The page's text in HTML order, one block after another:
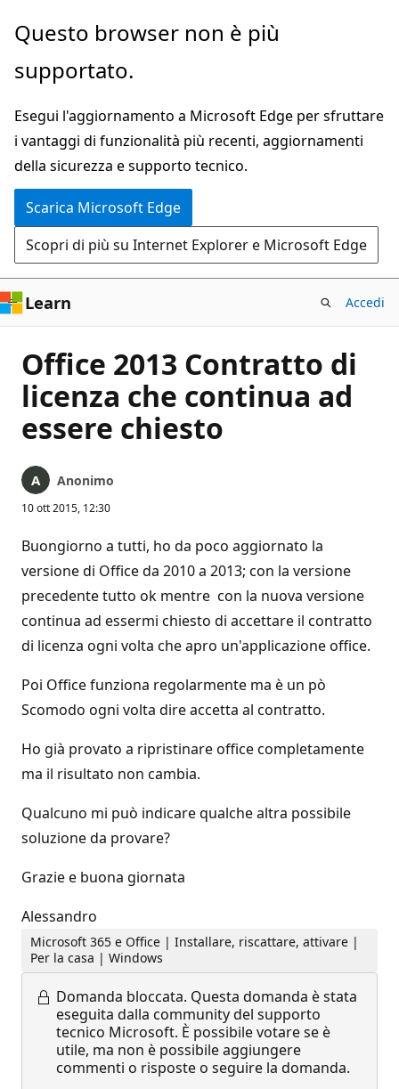
Ignora
passa
contenuto
principale
Questo browser non è più
supportato.
Esegui l'aggiornamento a Microsoft Edge per sfruttare
i vantaggi di funzionalità più recenti, aggiornamenti
della sicurezza e supporto tecnico.
Scarica Microsoft Edge
Scopri di più su Internet Explorer e Microsoft Edge
Learn Accedi
Office 2013 Contratto di
licenza che continua ad
essere chiesto
Anonimo
10 ott 2015, 12:30
Buongiorno a tutti, ho da poco aggiornato la
versione di Office da 2010 a 2013; con la versione
precedente tutto ok mentre con la nuova versione
continua ad essermi chiesto di accettare il contratto
di licenza ogni volta che apro un'applicazione office.
Poi Office funziona regolarmente ma è un pò
Scomodo ogni volta dire accetta al contratto.
Ho già provato a ripristinare office completamente
ma il risultato non cambia.
Qualcuno mi può indicare qualche altra possibile
soluzione da provare?
Grazie e buona giornata
Alessandro
Microsoft 365 e Office | Installare, riscattare, attivare |
Per la casa | Windows
Domanda bloccata. Questa domanda è stata
eseguita dalla community del supporto
tecnico Microsoft. È possibile votare se è
utile, ma non è possibile aggiungere
commenti o risposte o seguire la domanda.